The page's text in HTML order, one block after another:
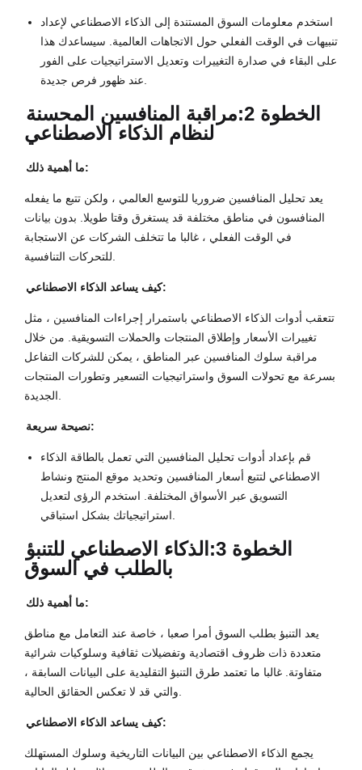
استخدم معلومات السوق المستندة إلى الذكاء الاصطناعي لإعداد
تنبيهات في الوقت الفعلي حول الاتجاهات العالمية. سيساعدك هذا
على البقاء في صدارة التغييرات وتعديل الاستراتيجيات على الفور
عند ظهور فرص جديدة.
الخطوة 2:
مراقبة المنافسين المحسنة
لنظام الذكاء الاصطناعي
ما أهمية ذلك:
يعد تحليل المنافسين ضروريا للتوسع العالمي ، ولكن تتبع ما يفعله
المنافسون في مناطق مختلفة قد يستغرق وقتا طويلا. بدون بيانات
في الوقت الفعلي ، غالبا ما تتخلف الشركات عن الاستجابة
للتحركات التنافسية.
كيف يساعد الذكاء الاصطناعي:
تتعقب أدوات الذكاء الاصطناعي باستمرار إجراءات المنافسين ، مثل
تغييرات الأسعار وإطلاق المنتجات والحملات التسويقية. من خلال
مراقبة سلوك المنافسين عبر المناطق ، يمكن للشركات التفاعل
بسرعة مع تحولات السوق واستراتيجيات التسعير وتطورات المنتجات
الجديدة.
نصيحة سريعة:
قم بإعداد أدوات تحليل المنافسين التي تعمل بالطاقة الذكاء
الاصطناعي لتتبع أسعار المنافسين وتحديد موقع المنتج ونشاط
التسويق عبر الأسواق المختلفة. استخدم الرؤى لتعديل
استراتيجياتك بشكل استباقي.
الخطوة 3:
الذكاء الاصطناعي للتنبؤ
بالطلب في السوق
ما أهمية ذلك:
يعد التنبؤ بطلب السوق أمرا صعبا ، خاصة عند التعامل مع مناطق
متعددة ذات ظروف اقتصادية وتفضيلات ثقافية وسلوكيات شرائية
متفاوتة. غالبا ما تعتمد طرق التنبؤ التقليدية على البيانات السابقة ،
والتي قد لا تعكس الحقائق الحالية.
كيف يساعد الذكاء الاصطناعي:
يجمع الذكاء الاصطناعي بين البيانات التاريخية وسلوك المستهلك